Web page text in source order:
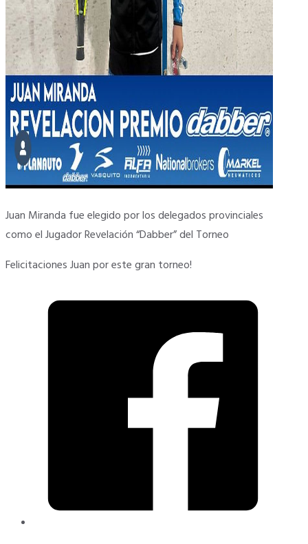
Juan Miranda fue elegido por los delegados provinciales
como el Jugador Revelación “Dabber” del Torneo
Felicitaciones Juan por este gran torneo!